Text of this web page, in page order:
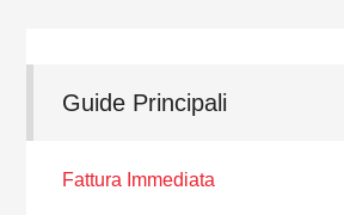
Guide Principali
Fattura Immediata